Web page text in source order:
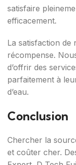
satisfaire
efficacement.
La satisfaction de
récompense.
d’offrir des
parfaitement à
d’eau.
Conclusion
Chercher la
et coûter cher.